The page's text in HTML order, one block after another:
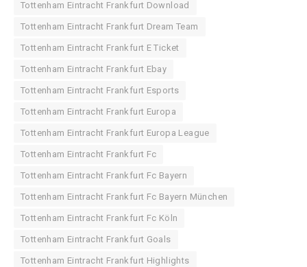
Tottenham Eintracht Frankfurt Download
Tottenham Eintracht Frankfurt Dream Team
Tottenham Eintracht Frankfurt E Ticket
Tottenham Eintracht Frankfurt Ebay
Tottenham Eintracht Frankfurt Esports
Tottenham Eintracht Frankfurt Europa
Tottenham Eintracht Frankfurt Europa League
Tottenham Eintracht Frankfurt Fc
Tottenham Eintracht Frankfurt Fc Bayern
Tottenham Eintracht Frankfurt Fc Bayern München
Tottenham Eintracht Frankfurt Fc Köln
Tottenham Eintracht Frankfurt Goals
Tottenham Eintracht Frankfurt Highlights